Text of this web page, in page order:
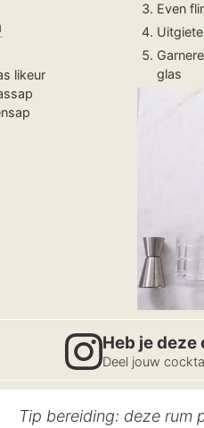
Tip bereiding: deze rum
likeur
Even
glas
Heb je deze
Deel jouw